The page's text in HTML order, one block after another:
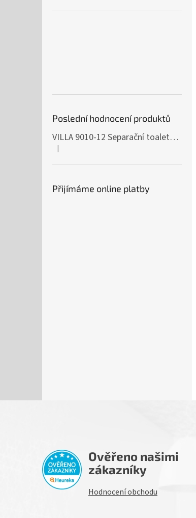
Poslední hodnocení produktů
VILLA 9010-12 Separační toaleta, 230/12V
Hodnocení produktu je 5 z 5 hvězdiček.
|
Přijímáme online platby
Ověřeno našimi
zákazníky
Hodnocení obchodu